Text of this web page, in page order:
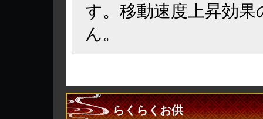
す。移動速度上昇効
ん。
らくらくお供